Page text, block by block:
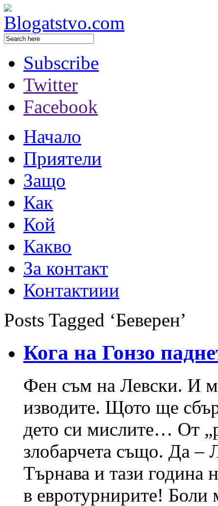
Subscribe
Twitter
Facebook
Начало
Приятели
Защо
Как
Кой
Какво
За контакт
Контактиии
Posts Tagged ‘Беверен’
Кога на Гонзо
Фен съм на Левски. И
изводите. Щото ще
дето си мислите… От
злобарчета също. Да –
Търнава и тази година
в евротурнирите!